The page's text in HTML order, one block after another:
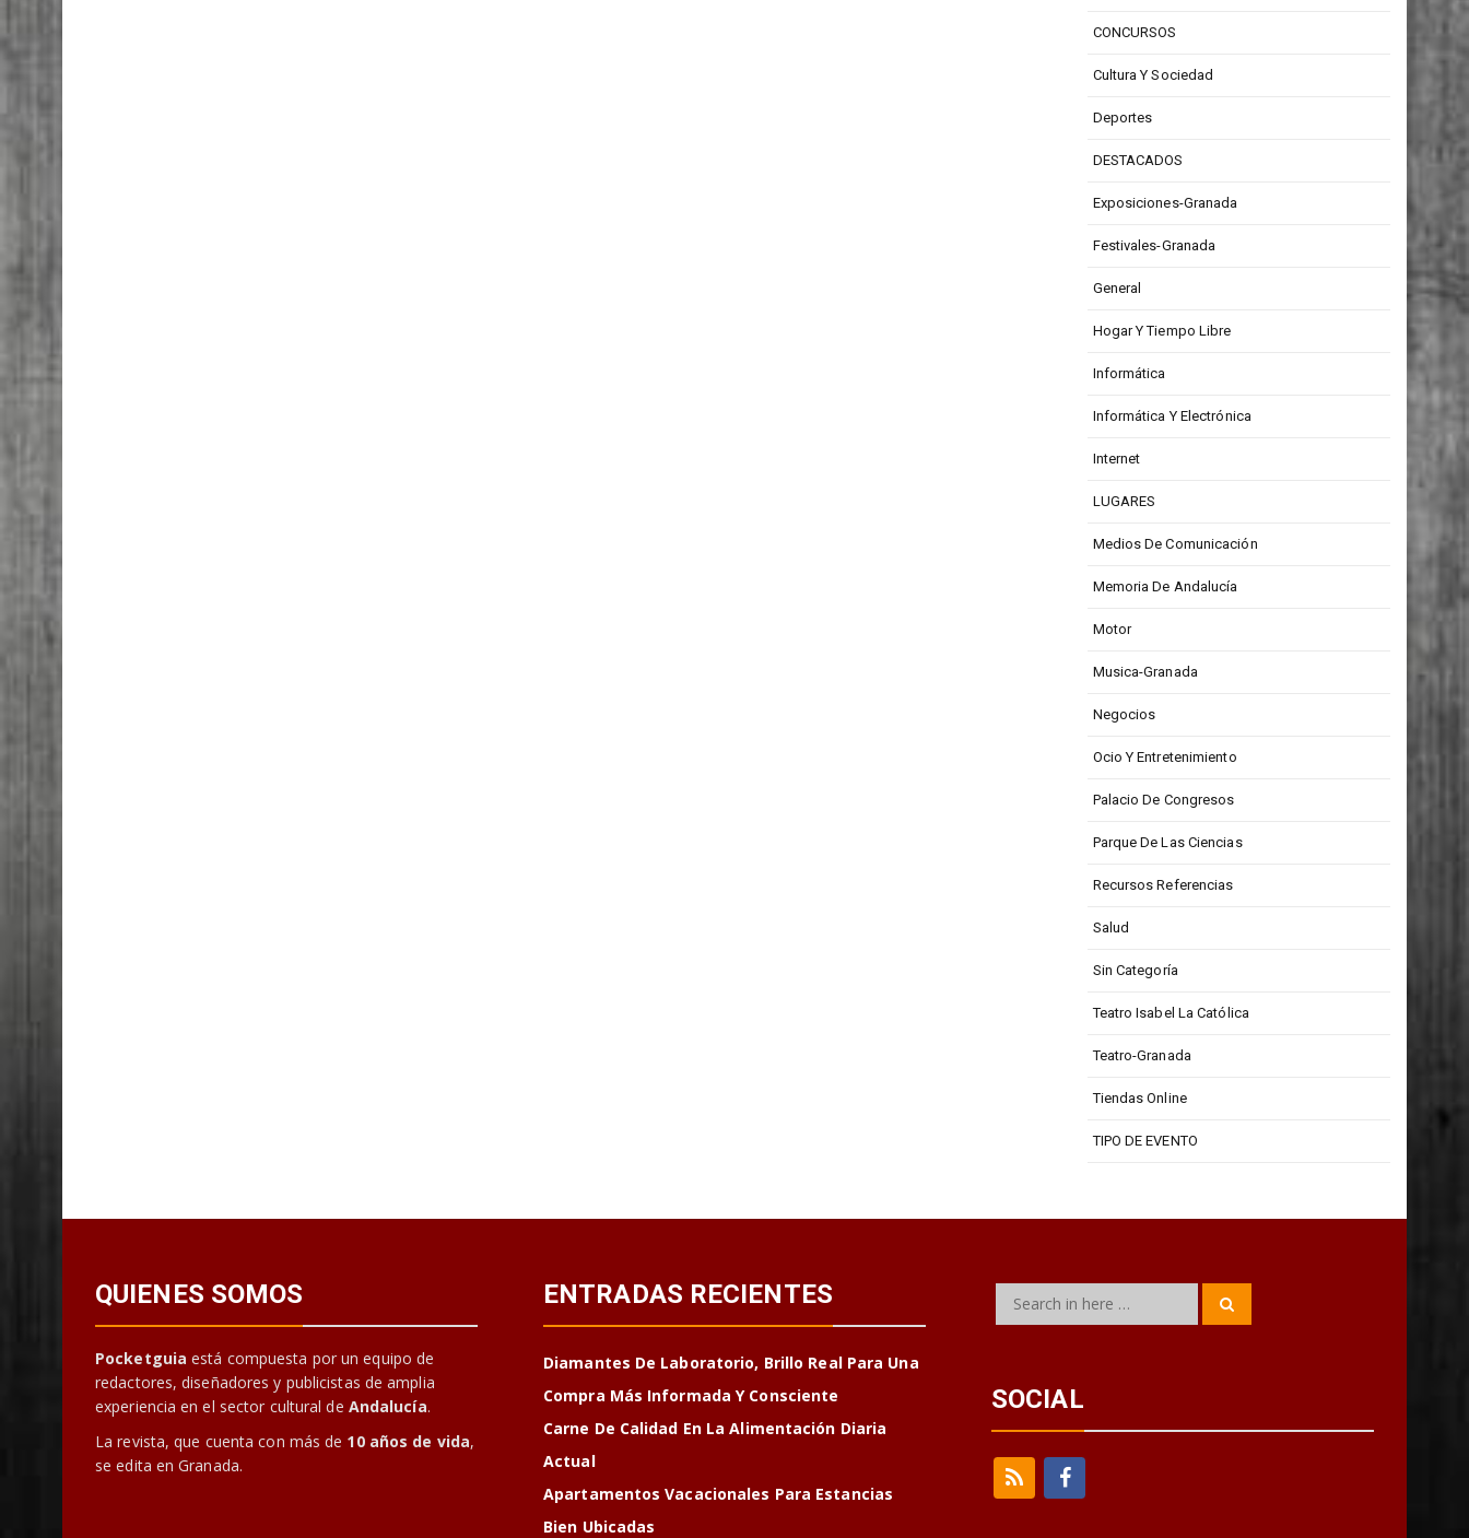
Cine-Granada
CONCURSOS
Cultura Y Sociedad
Deportes
DESTACADOS
Exposiciones-Granada
Festivales-Granada
General
Hogar Y Tiempo Libre
Informática
Informática Y Electrónica
Internet
LUGARES
Medios De Comunicación
Memoria De Andalucía
Motor
Musica-Granada
Negocios
Ocio Y Entretenimiento
Palacio De Congresos
Parque De Las Ciencias
Recursos Referencias
Salud
Sin Categoría
Teatro Isabel La Católica
Teatro-Granada
Tiendas Online
QUIENES SOMOS
Pocketguiaestá compuesta por un equipo de
experiencia en el sector cultural de Andalucía.
ENTRADAS RECIENTES
Diamantes De Laboratorio, Brillo Real Para Una
Compra Más Informada Y Consciente
Carne De Calidad En La Alimentación Diaria
Actual
SOCIAL